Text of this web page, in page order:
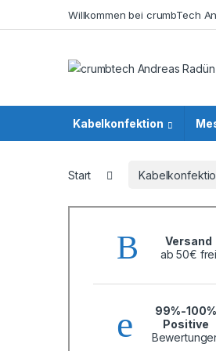
Willkommen bei crumbTech
Kabelkonfektion
Start
Versand
ab 50€ frei
99%-100%
Positive